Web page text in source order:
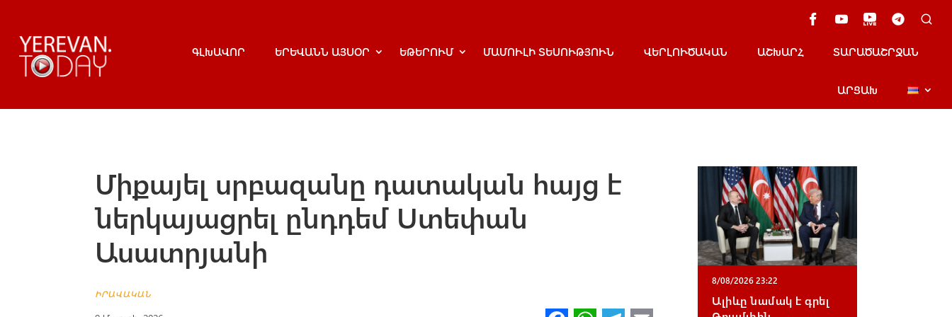
ԳԼԽԱՎՈՐ ԵՐԵՎԱՆՆ ԱՅՍՕՐ ԵԹԵՐՈՒՄ ՄԱՄՈՒԼԻ ՏԵՍՈՒԹՅՈՒՆ ՎԵՐԼՈՒԾԱԿԱՆ ԱՇԽԱՐՀ ՏԱՐԱԾԱՇՐՋԱՆ
ԱՐՑԱԽ
Միքայել սրբազանը դատական հայց է
ներկայացրել ընդդեմ Ստեփան
Ասատրյանի
ԻՐԱՎԱԿԱՆ
8/08/2026 23:22
Ալիևը նամակ է գրել